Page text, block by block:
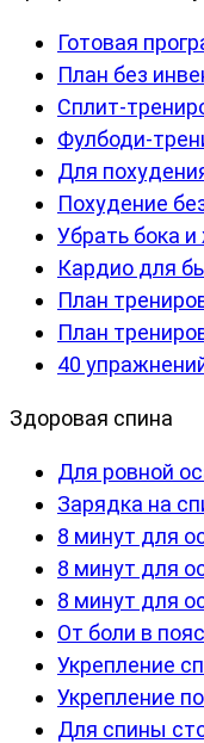
Готовая
План без
Сплит-
Фулбоди-
Для
Похудение
Убрать бока
Кардио для
План
План
40
Здоровая спина
Для ровной
Зарядка на
8 минут для
8 минут для
8 минут для
От боли в
Укрепление
Укрепление
Для спины